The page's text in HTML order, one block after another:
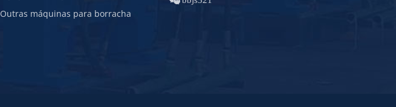
Outras máquinas para borracha